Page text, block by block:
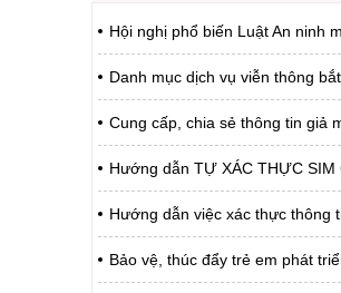
Hội nghị phổ biến Luật An ninh
Danh mục dịch vụ viễn thông
Cung cấp, chia sẻ thông tin giả
Hướng dẫn TỰ XÁC THỰC SIM
Hướng dẫn việc xác thực thông
Bảo vệ, thúc đẩy trẻ em phát